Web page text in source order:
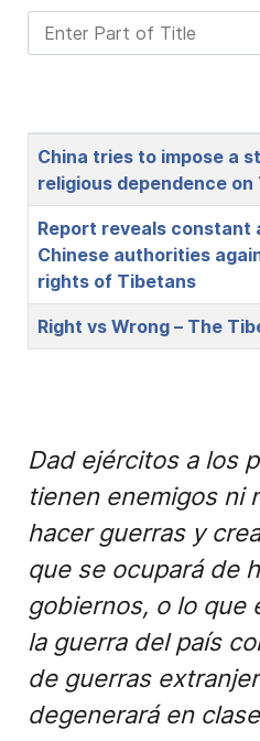
Enter Part of Title
Title
China tries to impose a
religious dependence on
Report reveals constant
Chinese authorities
rights of Tibetans
Right vs Wrong – The
Dad ejércitos a los
tienen enemigos ni
hacer guerras y
que se ocupará de
gobiernos, o lo que
la guerra del país
de guerras
degenerará en